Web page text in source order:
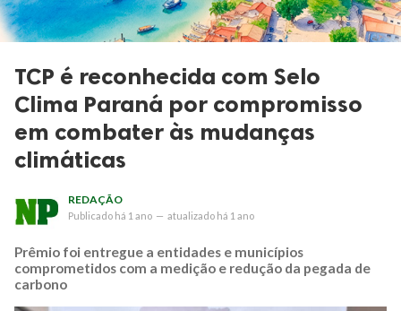
TCP é reconhecida com Selo
Clima Paraná por compromisso
em combater às mudanças
climáticas
REDAÇÃO
Publicado há 1 ano — atualizado há 1 ano
Prêmio foi entregue a entidades e municípios
comprometidos com a medição e redução da pegada de
carbono